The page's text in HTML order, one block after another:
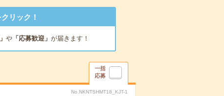
リック！
や「応募歓迎」 が届きます！
一括
応募
No.NKNTSHMT18_KJT-1